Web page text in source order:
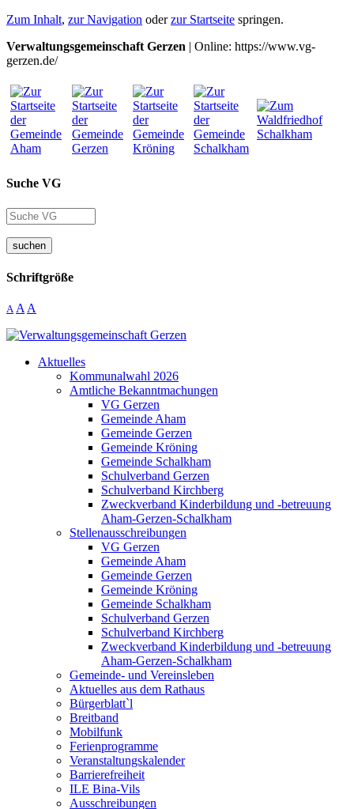
Zum Inhalt, zur Navigation oderzur Startseite springen.
Verwaltungsgemeinschaft Gerzen | Online: https://www.vg-
gerzen.de/
Suche VG
suchen
Schriftgröße
A A A
Aktuelles
Kommunalwahl 2026
Amtliche Bekanntmachungen
VG Gerzen
Gemeinde Aham
Gemeinde Gerzen
Gemeinde Kröning
Gemeinde Schalkham
Schulverband Gerzen
Schulverband Kirchberg
Zweckverband Kinderbildung und -betreuung
Aham-Gerzen-Schalkham
Stellenausschreibungen
VG Gerzen
Gemeinde Aham
Gemeinde Gerzen
Gemeinde Kröning
Gemeinde Schalkham
Schulverband Gerzen
Schulverband Kirchberg
Zweckverband Kinderbildung und -betreuung
Aham-Gerzen-Schalkham
Gemeinde- und Vereinsleben
Aktuelles aus dem Rathaus
Bürgerblatt`l
Breitband
Mobilfunk
Ferienprogramme
Veranstaltungskalender
Barrierefreiheit
ILE Bina-Vils
Ausschreibungen